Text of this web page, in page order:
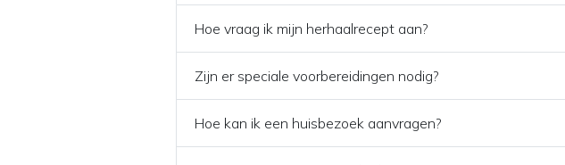
Hoe vraag ik mijn herhaalrecept aan?
Zijn er speciale voorbereidingen nodig?
Hoe kan ik een huisbezoek aanvragen?